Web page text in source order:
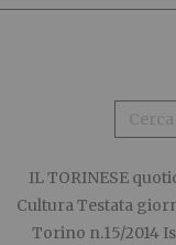
IL TORINESE
Cultura Testata
Torino n.15/2014